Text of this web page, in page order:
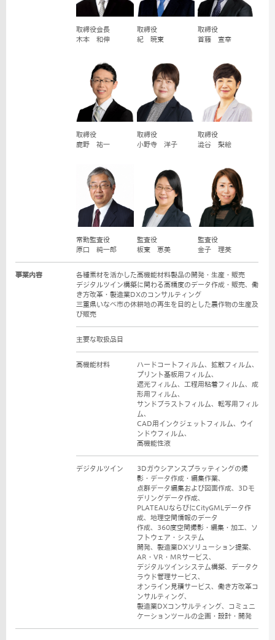
取締役会長
木本 和伸
取締役
紀 暁東
取締役
首藤 宣幸
取締役
鹿野 祐一
取締役
小野寺 洋子
取締役
澁谷 梨絵
常勤監査役
原口 純一郎
監査役
板東 恵美
監査役
金子 理英
事業内容
各種素材を活かした高機能材料製品の開発・生産・販売
デジタルツイン構築に関わる高精度のデータ作成・販売、働
き方改革・製造業DXのコンサルティング
三重県いなべ市の休耕地の再生を目的とした農作物の生産及
び販売
主要な取扱品目
高機能材料
ハードコートフィルム、拡散フィルム、
プリント基板用フィルム、
遮光フィルム、工程用粘着フィルム、成
形用フィルム、
サンドブラストフィルム、転写用フィル
ム、
CAD用インクジェットフィルム、ウイ
ンドウフィルム、
高機能性液
デジタルツイン
3Dガウシアンスプラッティングの撮
影・データ作成・編集作業、
点群データ編集および図面作成、3Dモ
デリングデータ作成、
PLATEAUならびにCityGMLデータ作
成、地理空間情報のデータ
作成、360度空間撮影・編集・加工、ソ
フトウェア・システム
開発、製造業DXソリューション提案、
AR・VR・MRサービス、
デジタルツインシステム構築、データク
ラウド管理サービス、
オンライン見積サービス、働き方改革コ
ンサルティング、
製造業DXコンサルティング、コミュニ
ケーションツールの企画・設計・開発